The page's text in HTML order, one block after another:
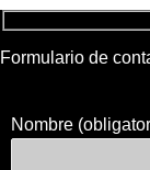
Formulario de
Nombre